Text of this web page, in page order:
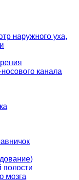
наружного уха,
канала
мозга